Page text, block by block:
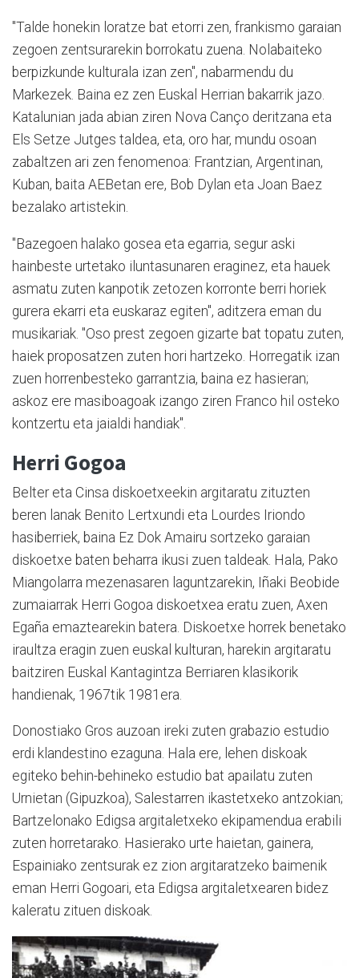
"Talde honekin loratze bat etorri zen, frankismo garaian
zegoen zentsurarekin borrokatu zuena. Nolabaiteko
berpizkunde kulturala izan zen", nabarmendu du
Markezek. Baina ez zen Euskal Herrian bakarrik jazo.
Katalunian jada abian ziren Nova Canço deritzana eta
Els Setze Jutges taldea, eta, oro har, mundu osoan
zabaltzen ari zen fenomenoa: Frantzian, Argentinan,
Kuban, baita AEBetan ere, Bob Dylan eta Joan Baez
bezalako artistekin.
"Bazegoen halako gosea eta egarria, segur aski
hainbeste urtetako iluntasunaren eraginez, eta hauek
asmatu zuten kanpotik zetozen korronte berri horiek
gurera ekarri eta euskaraz egiten", aditzera eman du
musikariak. "Oso prest zegoen gizarte bat topatu zuten,
haiek proposatzen zuten hori hartzeko. Horregatik izan
zuen horrenbesteko garrantzia, baina ez hasieran;
askoz ere masiboagoak izango ziren Franco hil osteko
kontzertu eta jaialdi handiak".
Herri Gogoa
Belter eta Cinsa diskoetxeekin argitaratu zituzten
beren lanak Benito Lertxundi eta Lourdes Iriondo
hasiberriek, baina Ez Dok Amairu sortzeko garaian
diskoetxe baten beharra ikusi zuen taldeak. Hala, Pako
Miangolarra mezenasaren laguntzarekin, Iñaki Beobide
zumaiarrak Herri Gogoa diskoetxea eratu zuen, Axen
Egaña emaztearekin batera. Diskoetxe horrek benetako
iraultza eragin zuen euskal kulturan, harekin argitaratu
baitziren Euskal Kantagintza Berriaren klasikorik
handienak, 1967tik 1981era.
Donostiako Gros auzoan ireki zuten grabazio estudio
erdi klandestino ezaguna. Hala ere, lehen diskoak
egiteko behin-behineko estudio bat apailatu zuten
Urnietan (Gipuzkoa), Salestarren ikastetxeko antzokian;
Bartzelonako Edigsa argitaletxeko ekipamendua erabili
zuten horretarako. Hasierako urte haietan, gainera,
Espainiako zentsurak ez zion argitaratzeko baimenik
eman Herri Gogoari, eta Edigsa argitaletxearen bidez
kaleratu zituen diskoak.